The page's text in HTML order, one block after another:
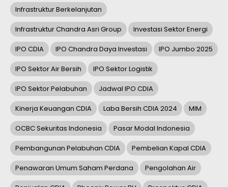
Infrastruktur Berkelanjutan
Infrastruktur Chandra Asri Group Investasi Sektor Energi
IPO CDIA IPO Chandra Daya Investasi IPO Jumbo 2025
IPO Sektor Air Bersih IPO Sektor Logistik
IPO Sektor Pelabuhan Jadwal IPO CDIA
Kinerja Keuangan CDIA Laba Bersih CDIA 2024 MIM
OCBC Sekuritas Indonesia Pasar Modal Indonesia
Pembangunan Pelabuhan CDIA Pembelian Kapal CDIA
Penawaran Umum Saham Perdana Pengolahan Air